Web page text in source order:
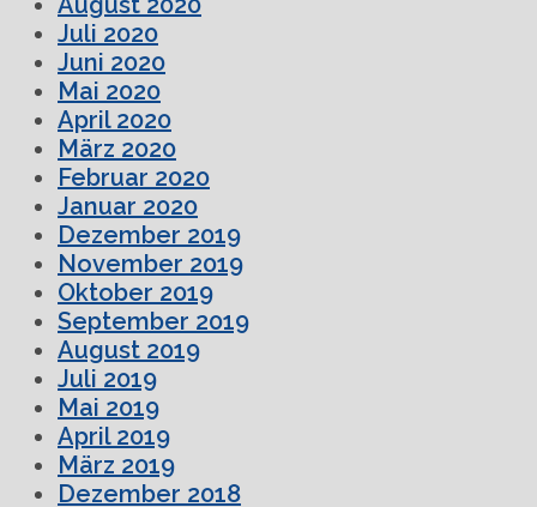
Juli 2020
Juni 2020
Mai 2020
April 2020
März 2020
Februar 2020
Januar 2020
Dezember 2019
November 2019
Oktober 2019
September 2019
August 2019
Juli 2019
Mai 2019
April 2019
März 2019
Dezember 2018